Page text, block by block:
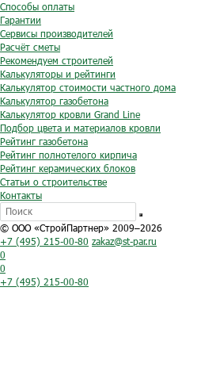
Способы оплаты
Гарантии
Сервисы производителей
Расчёт сметы
Рекомендуем строителей
Калькуляторы и рейтинги
Калькулятор стоимости частного дома
Калькулятор газобетона
Калькулятор кровли Grand Line
Подбор цвета и материалов кровли
Рейтинг газобетона
Рейтинг полнотелого кирпича
Рейтинг керамических блоков
Статьи о строительстве
Контакты
© ООО «СтройПартнер» 2009–2026
+7 (495) 215-00-80 zakaz@st-par.ru
0
0
+7 (495) 215-00-80